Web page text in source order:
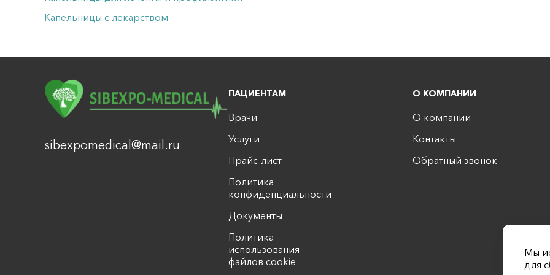
Капельницы с лекарством
sibexpomedical@mail.ru
ПАЦИЕНТАМ
Врачи
Услуги
Прайс-лист
Политика
конфиденциальности
Документы
Политика
использования
файлов cookie
О КОМПАНИИ
О компании
Контакты
Обратный звонок
Мы
для